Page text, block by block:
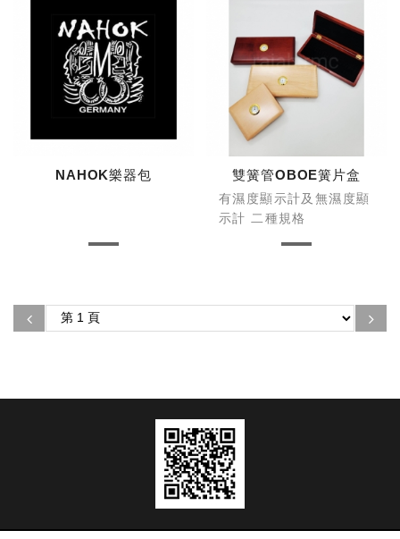
NAHOK樂器包 雙簧管OBOE簧片盒
有濕度顯示計及無濕度顯
示計 二種規格